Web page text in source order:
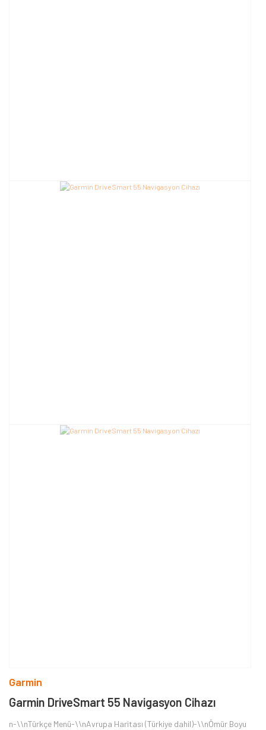
Garmin
Garmin DriveSmart 55 Navigasyon Cihazı
n-\\nTürkçe Menü-\\nAvrupa Haritası (Türkiye dahil)-\\nÖmür Boyu